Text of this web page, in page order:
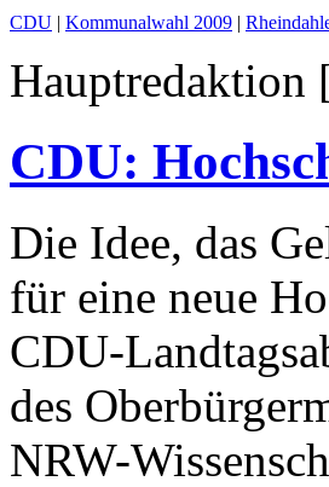
CDU | Kommunalwahl 2009 |
Hauptredaktion
CDU:
Die Idee, das
für eine neue
CDU-
des
NRW-